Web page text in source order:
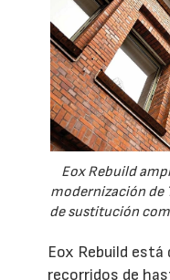
Eox Rebuild
modernización de
de sustitución
Eox Rebuild
recorridos de